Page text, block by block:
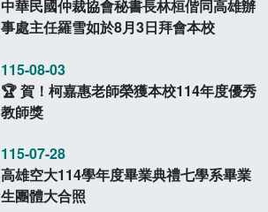
中華民國仲裁協會秘書長林桓偕同高雄辦
事處主任羅雪如於8月3日拜會本校
115-08-03
🏆 賀！柯嘉惠老師榮獲本校114年度優秀
教師獎
115-07-28
高雄空大114學年度畢業典禮七學系畢業
生團體大合照